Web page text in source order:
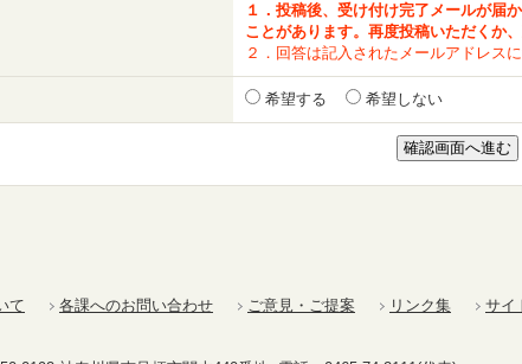
１．投稿後、受け付け完了メールが届
ことがあります。再度投稿いただくか
２．回答は記入されたメールアドレスに
希望する 希望しない
て 各課へのお問い合わせ ご意見・ご提案 リンク集 サイ